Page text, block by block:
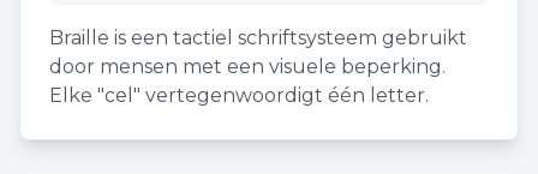
Braille is een tactiel schriftsysteem gebruikt
door mensen met een visuele beperking.
Elke "cel" vertegenwoordigt één letter.